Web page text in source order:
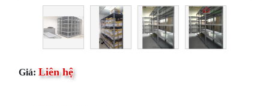
Giá: Liên hệ